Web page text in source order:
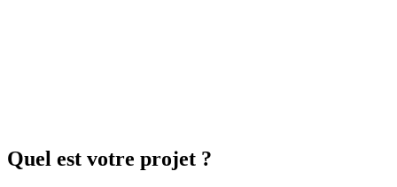
Quel est votre projet ?